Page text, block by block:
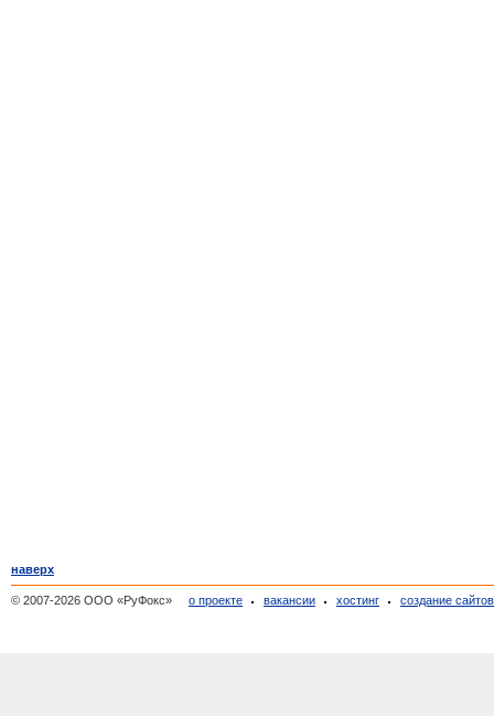
наверх
© 2007-2026 ООО «РуФокс» о проекте вакансии хостинг создание сайтов